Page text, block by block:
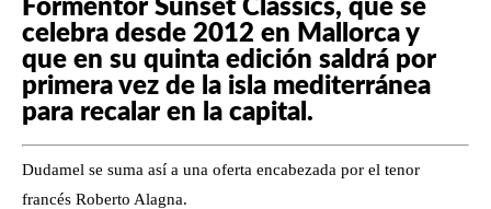
Formentor Sunset Classics, que se
celebra desde 2012 en Mallorca y
que en su quinta edición saldrá por
primera vez de la isla mediterránea
para recalar en la capital.
Dudamel se suma así a una oferta encabezada por el tenor
francés Roberto Alagna.